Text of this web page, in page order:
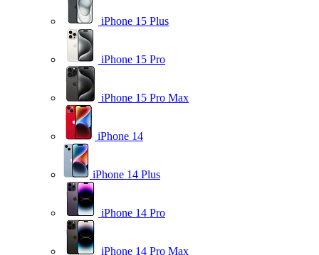
iPhone 15 Plus
iPhone 15 Pro
iPhone 15 Pro Max
iPhone 14
iPhone 14 Plus
iPhone 14 Pro
iPhone 14 Pro Max